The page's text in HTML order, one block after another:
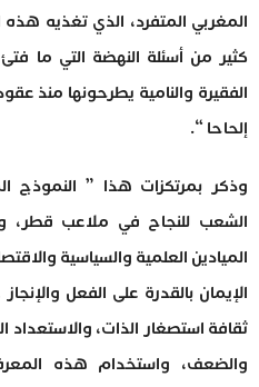
المغربي المتفرد، الذي تغذيه
كثير من أسئلة النهضة التي ما
الفقيرة والنامية يطرحونها منذ
إلحاحا “.
وذكر بمرتكزات هذا ” النموذج
الشعب للنجاح في ملاعب قطر،
الميادين العلمية والسياسية
الإيمان بالقدرة على الفعل
ثقافة استصغار الذات،
والضعف، واستخدام هذه